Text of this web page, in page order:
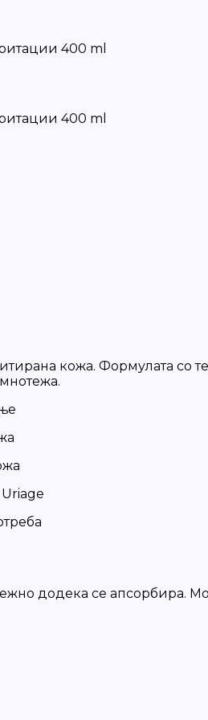
400 ml
400 ml
кожа. Формулата со
додека се апсорбира.